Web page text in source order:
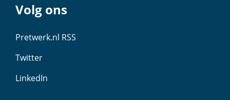
Volg ons
Pretwerk.nl RSS
Twitter
LinkedIn